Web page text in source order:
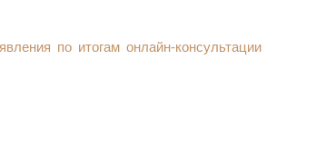
по итогам онлайн-консультации